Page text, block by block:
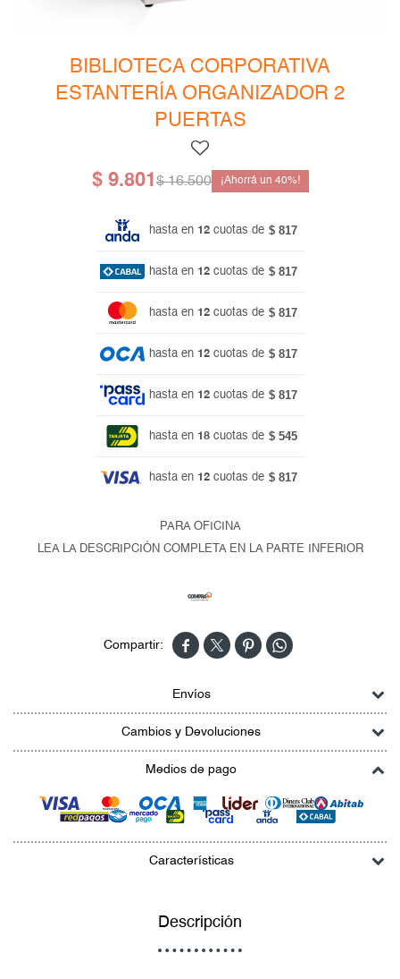
BIBLIOTECA CORPORATIVA
ESTANTERÍA ORGANIZADOR 2
PUERTAS
$ 9.801 $ 16.500 40
hasta en 12 cuotas de $ 817
hasta en 12 cuotas de $ 817
hasta en 12 cuotas de $ 817
hasta en 12 cuotas de $ 817
hasta en 12 cuotas de $ 817
hasta en 18 cuotas de $ 545
hasta en 12 cuotas de $ 817
PARA OFICINA
LEA LA DESCRIPCIÓN COMPLETA EN LA PARTE INFERIOR
   
Envíos
Cambios y Devoluciones
Medios de pago
Características
Descripción